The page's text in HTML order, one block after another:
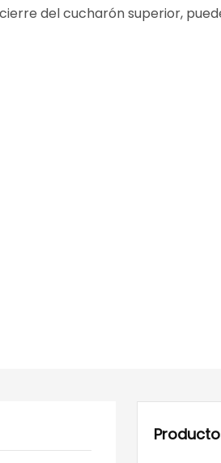
del cucharón superior,